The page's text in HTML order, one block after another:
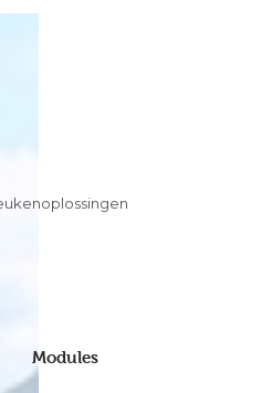
Modules